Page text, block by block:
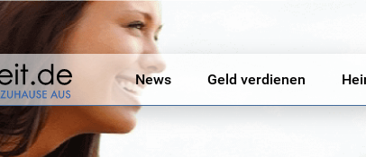
News Geld verdienen